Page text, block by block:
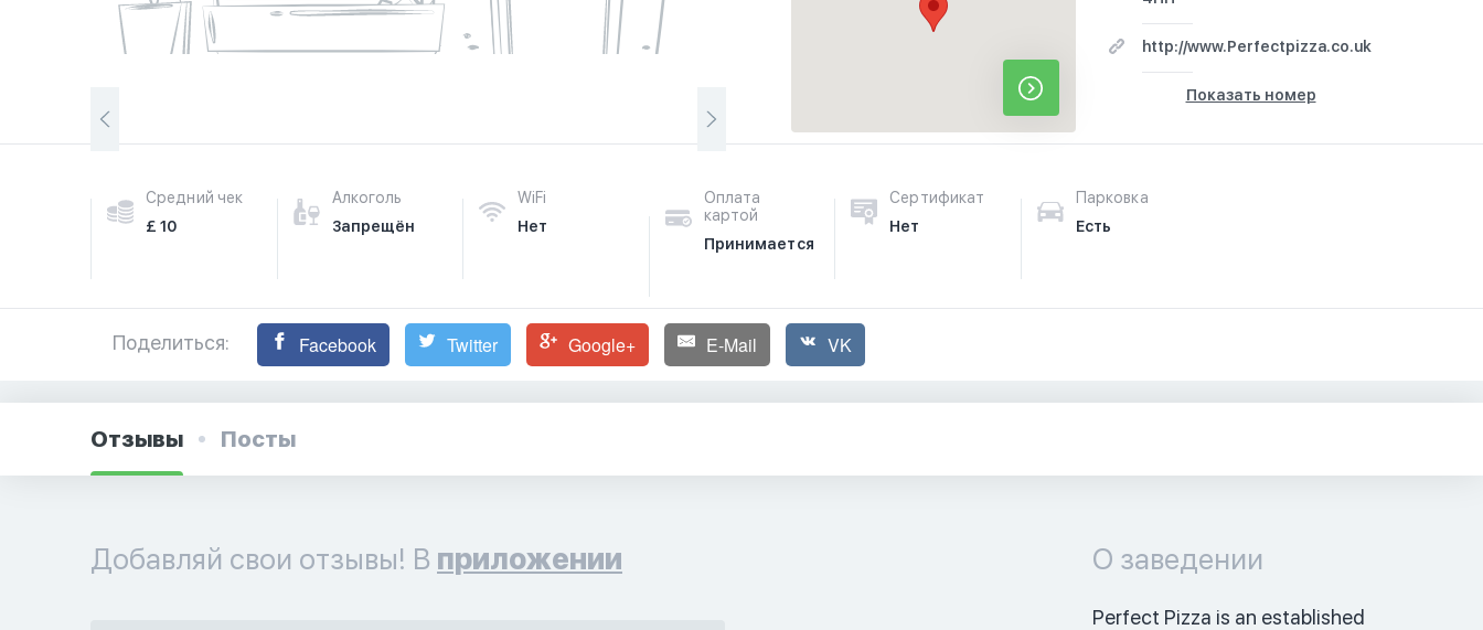
http://www.Perfectpizza.co.uk
Показать номер
Средний чек
£ 10
Алкоголь
Запрещён
WiFi
Нет
Оплата
картой
Принимается
Сертификат
Нет
Парковка
Есть
Поделиться: Facebook Twitter Google+ E-Mail VK
Отзывы Посты
Добавляй свои отзывы! В приложении О заведении
Perfect Pizza is an established